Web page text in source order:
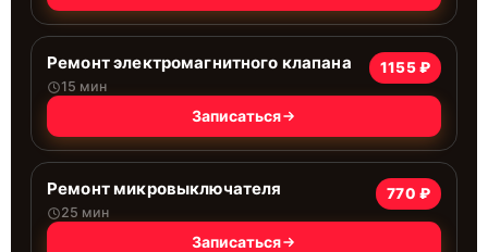
Ремонт электромагнитного клапана
15 мин
1155 ₽
Записаться
Ремонт микровыключателя
25 мин
770 ₽
Записаться